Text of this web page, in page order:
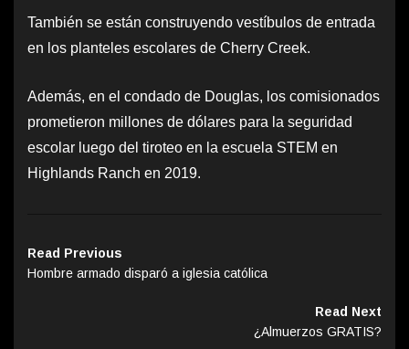
También se están construyendo vestíbulos de entrada
en los planteles escolares de Cherry Creek.
Además, en el condado de Douglas, los comisionados
prometieron millones de dólares para la seguridad
escolar luego del tiroteo en la escuela STEM en
Highlands Ranch en 2019.
Read Previous
Hombre armado disparó a iglesia católica
Read Next
¿Almuerzos GRATIS?